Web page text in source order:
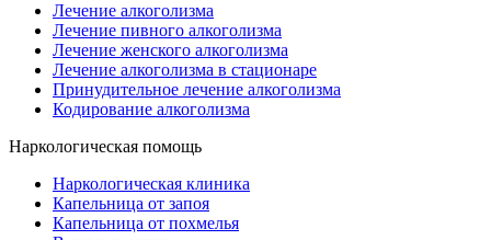
Лечение алкоголизма
Лечение пивного алкоголизма
Лечение женского алкоголизма
Лечение алкоголизма в стационаре
Принудительное лечение алкоголизма
Кодирование алкоголизма
Наркологическая помощь
Наркологическая клиника
Капельница от запоя
Капельница от похмелья